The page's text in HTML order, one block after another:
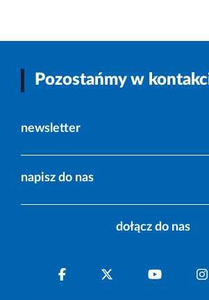
Pozostańmy w
newsletter
napisz do nas
dołącz do nas